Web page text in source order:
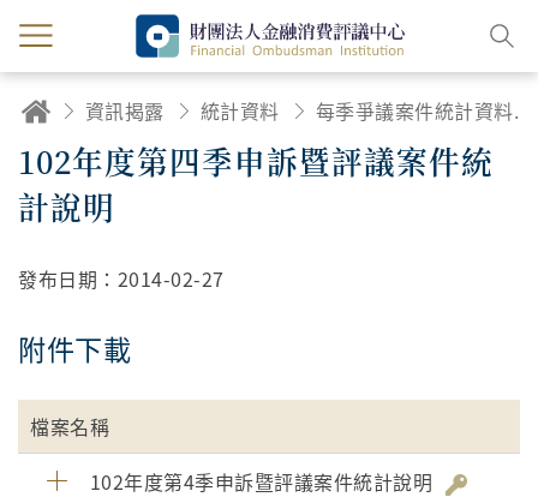
資訊揭露 統計資料 每季爭議案件統計資料及統計說明
102年度第四季申訴暨評議案件統
計說明
發布日期： 2014-02-27
附件下載
檔案名稱
102年度第4季申訴暨評議案件統計說明